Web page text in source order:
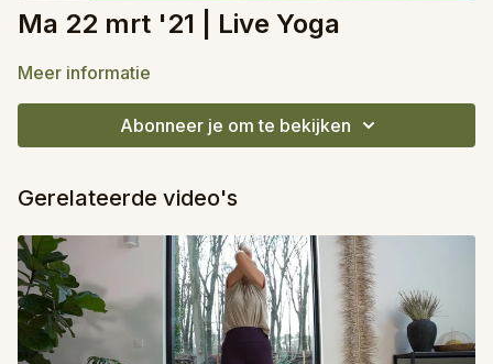
Ma 22 mrt '21 | Live Yoga
Meer informatie
Abonneer je om te bekijken
Gerelateerde video's